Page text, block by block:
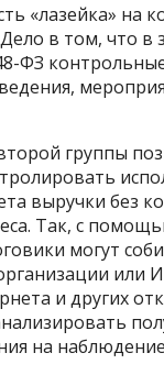
«лазейка» на
в том, что в
ФЗ
группы
выручки без
Так, с
могут
или
и других
на